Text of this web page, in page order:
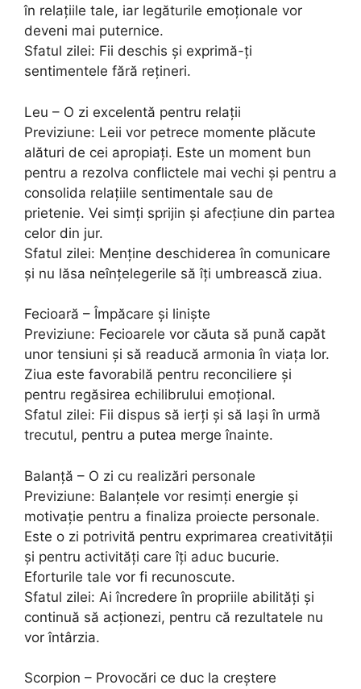
în relațiile tale, iar legăturile emoționale vor
deveni mai puternice.
Sfatul zilei: Fii deschis și exprimă-ți
sentimentele fără rețineri.
Leu – O zi excelentă pentru relații
Previziune: Leii vor petrece momente plăcute
alături de cei apropiați. Este un moment bun
pentru a rezolva conflictele mai vechi și pentru a
consolida relațiile sentimentale sau de
prietenie. Vei simți sprijin și afecțiune din partea
celor din jur.
Sfatul zilei: Menține deschiderea în comunicare
și nu lăsa neînțelegerile să îți umbrească ziua.
Fecioară – Împăcare și liniște
Previziune: Fecioarele vor căuta să pună capăt
unor tensiuni și să readucă armonia în viața lor.
Ziua este favorabilă pentru reconciliere și
pentru regăsirea echilibrului emoțional.
Sfatul zilei: Fii dispus să ierți și să lași în urmă
trecutul, pentru a putea merge înainte.
Balanță – O zi cu realizări personale
Previziune: Balanțele vor resimți energie și
motivație pentru a finaliza proiecte personale.
Este o zi potrivită pentru exprimarea creativității
și pentru activități care îți aduc bucurie.
Eforturile tale vor fi recunoscute.
Sfatul zilei: Ai încredere în propriile abilități și
continuă să acționezi, pentru că rezultatele nu
vor întârzia.
Scorpion – Provocări ce duc la creștere